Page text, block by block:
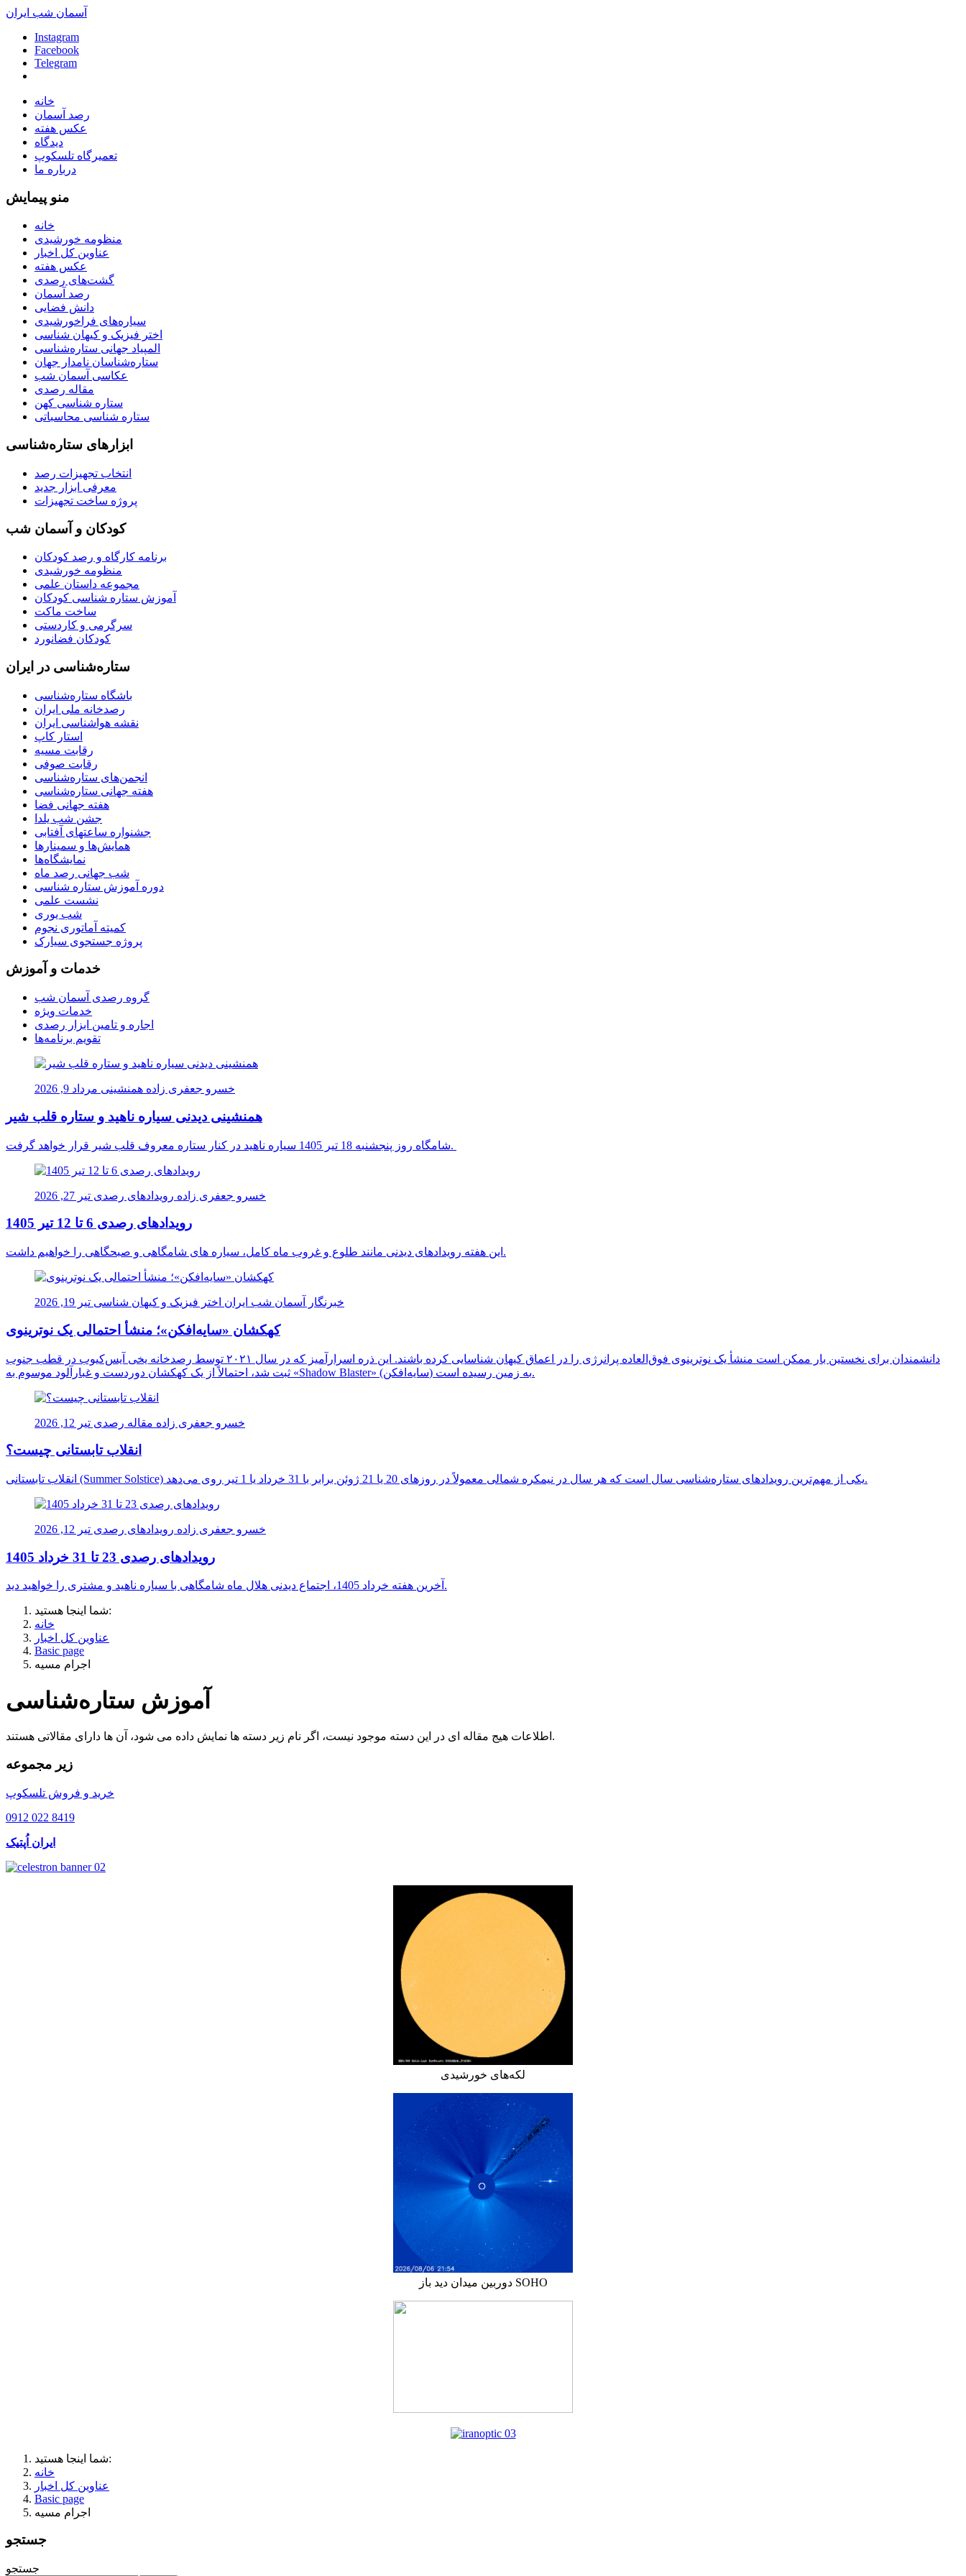
آسمان شب ایران
Instagram
Facebook
Telegram
خانه
رصد آسمان
عکس هفته
دیدگاه
تعمیرگاه تلسکوپ
درباره ما
منو پیمایش
خانه
منظومه خورشیدی
عناوین کل اخبار
عکس هفته
گشت‌های رصدی
رصد آسمان
دانش فضایی
سیاره‌های فراخورشیدی
اختر فیزیک و کیهان شناسی
المپیاد جهانی ستاره‌شناسی
ستاره‌شناسان نامدار جهان
عکاسی آسمان شب
مقاله رصدی
ستاره شناسی کهن
ستاره شناسی محاسباتی
ابزارهای ستاره‌شناسی
انتخاب تجهیزات رصد
معرفی ابزار جدید
پروژه ساخت تجهیزات
کودکان و آسمان شب
برنامه‌ کارگاه و رصد کودکان
منظومه خورشیدی
مجموعه داستان علمی
آموزش ستاره شناسی کودکان
ساخت ماکت
سرگرمی و کاردستی
کودکان فضانورد
ستاره‌شناسی در ایران
باشگاه ستاره‌شناسی
رصدخانه ملی ایران
نقشه هواشناسی ایران
استار کاپ
رقابت مسیه
رقابت صوفی
انجمن‌های ستاره‌شناسی
هفته جهانی ستاره‌شناسی
هفته جهانی فضا
جشن شب یلدا
جشنواره ساعتهای آفتابی
همایش‌ها و سمینارها
نمایشگاه‌ها
شب جهانی رصد ماه
دوره آموزش ستاره شناسی
نشست علمی
شب یوری
کمیته آماتوری نجوم
پروژه جستجوی سیارک
خدمات و آموزش
گروه رصدی آسمان شب
خدمات ویژه
اجاره و تامین ابزار رصدی
تقویم برنامه‌ها
خسرو جعفری زاده همنشینی مرداد 9, 2026
همنشینی دیدنی سیاره ناهید و ستاره قلب شیر
شامگاه روز پنجشنبه 18 تیر 1405 سیاره ناهید در کنار ستاره معروف قلب شیر قرار خواهد گرفت.
خسرو جعفری زاده رویدادهای رصدی تیر 27, 2026
رویدادهای رصدی 6 تا 12 تیر 1405
این هفته رویدادهای دیدنی مانند طلوع و غروب ماه کامل، سیاره های شامگاهی و صبحگاهی را خواهیم داشت.
خبرنگار آسمان شب ایران اختر فیزیک و کیهان شناسی تیر 19, 2026
کهکشان «سایه‌افکن»؛ منشأ احتمالی یک نوترینوی
دانشمندان برای نخستین بار ممکن است منشأ یک نوترینوی فوق‌العاده پرانرژی را در اعماق کیهان شناسایی کرده باشند. این ذره اسرارآمیز که در سال ۲۰۲۱ توسط رصدخانه یخی آیس‌کیوب در قطب جنوب
ثبت شد، احتمالاً از یک کهکشان دوردست و غبارآلود موسوم به «Shadow Blaster» (سایه‌افکن) به زمین رسیده است.
خسرو جعفری زاده مقاله رصدی تیر 12, 2026
انقلاب تابستانی چیست؟
انقلاب تابستانی (Summer Solstice) یکی از مهم‌ترین رویدادهای ستاره‌شناسی سال است که هر سال در نیمکره شمالی معمولاً در روزهای 20 یا 21 ژوئن برابر با 31 خرداد یا 1 تیر روی می‌دهد.
خسرو جعفری زاده رویدادهای رصدی تیر 12, 2026
رویدادهای رصدی 23 تا 31 خرداد 1405
آخرین هفته خرداد 1405، اجتماع دیدنی هلال ماه شامگاهی با سیاره ناهید و مشتری را خواهید دید.
شما اینجا هستید:
خانه
عناوین کل اخبار
Basic page
اجرام مسیه
آموزش ستاره‌شناسی
اطلاعات هیج مقاله ای در این دسته موجود نیست، اگر نام زیر دسته ها نمایش داده می شود، آن ها دارای مقالاتی هستند.
زیر مجموعه
خرید و فروش تلسکوپ
0912 022 8419
ایران اُپتیک
لکه‌های خورشیدی
دوربین میدان دید باز SOHO
شما اینجا هستید:
خانه
عناوین کل اخبار
Basic page
اجرام مسیه
جستجو
جستجو